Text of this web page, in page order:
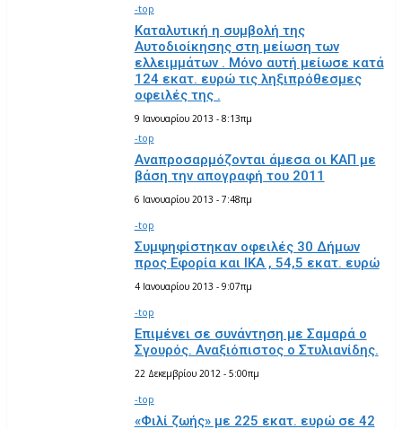
-top
Καταλυτική η συμβολή της
Αυτοδιοίκησης στη μείωση των
ελλειμμάτων . Μόνο αυτή μείωσε κατά
124 εκατ. ευρώ τις ληξιπρόθεσμες
οφειλές της .
9 Ιανουαρίου 2013 - 8:13πμ
-top
Αναπροσαρμόζονται άμεσα οι ΚΑΠ με
βάση την απογραφή του 2011
6 Ιανουαρίου 2013 - 7:48πμ
-top
Συμψηφίστηκαν οφειλές 30 Δήμων
προς Εφορία και ΙΚΑ , 54,5 εκατ. ευρώ
4 Ιανουαρίου 2013 - 9:07πμ
-top
Επιμένει σε συνάντηση με Σαμαρά ο
Σγουρός. Αναξιόπιστος ο Στυλιανίδης.
22 Δεκεμβρίου 2012 - 5:00πμ
-top
«Φιλί ζωής» με 225 εκατ. ευρώ σε 42